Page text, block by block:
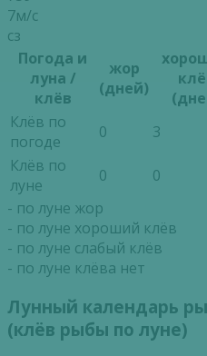
7м/с
сз
Погода и
луна /
клёв
жор
(дней)
Клёв по
погоде
0 3
Клёв по
луне
0 0
- по луне жор
- по луне хороший клёв
- по луне слабый клёв
- по луне клёва нет
Лунный календарь
(клёв рыбы по луне)